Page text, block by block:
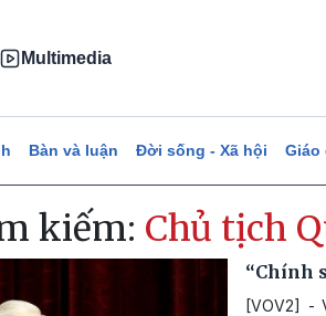
Multimedia
Bàn và luận Đời sống - Xã hội Giáo
kiếm: Chủ tịch
“Chính
[VOV2] -